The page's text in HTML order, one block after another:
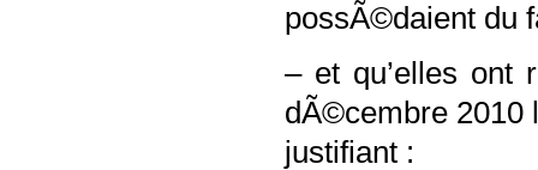
possÃ©daient du
– et qu’elles ont
dÃ©cembre 2010
justifiant :